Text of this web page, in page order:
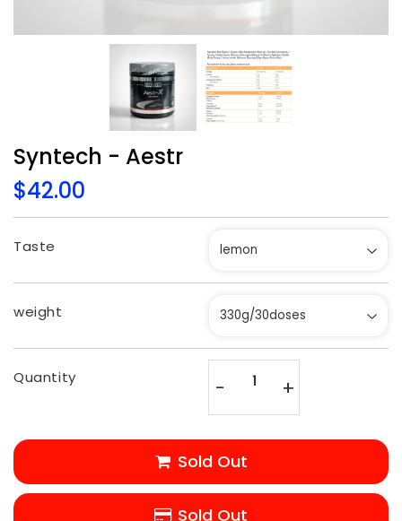
Syntech - Aestr
$42.00
Unit
price
Taste
weight
Quantity - +
Sold Out
Sold Out